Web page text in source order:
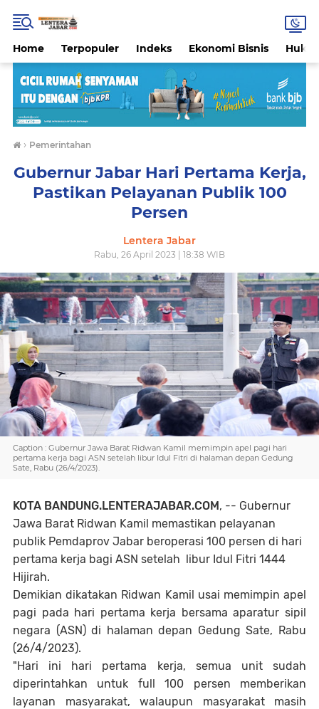
Home Terpopuler Indeks Ekonomi Bisnis
› Pemerintahan
Gubernur Jabar Hari Pertama Kerja,
Pastikan Pelayanan Publik 100
Persen
Lentera Jabar
Rabu, 26 April 2023 | 18:38 WIB
Caption : Gubernur Jawa Barat Ridwan Kamil memimpin apel pagi hari
pertama kerja bagi ASN setelah libur Idul Fitri di halaman depan Gedung
Sate, Rabu (26/4/2023).
KOTA BANDUNG.LENTERAJABAR.COM, -- Gubernur
Jawa Barat Ridwan Kamil memastikan pelayanan
publik Pemdaprov Jabar beroperasi 100 persen di hari
pertama kerja bagi ASN setelah libur Idul Fitri 1444
Hijirah.
Demikian dikatakan Ridwan Kamil usai memimpin apel
pagi pada hari pertama kerja bersama aparatur sipil
negara (ASN) di halaman depan Gedung Sate, Rabu
(26/4/2023).
"Hari ini hari pertama kerja, semua unit sudah
diperintahkan untuk full 100 persen memberikan
layanan masyarakat, walaupun masyarakat masih